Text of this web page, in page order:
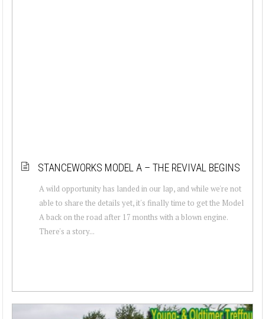
STANCEWORKS MODEL A – THE REVIVAL BEGINS
A wild opportunity has landed in our lap, and while we're not
able to share the details yet, it's finally time to get the Model
A back on the road after 17 months with a blown engine.
There's a story...